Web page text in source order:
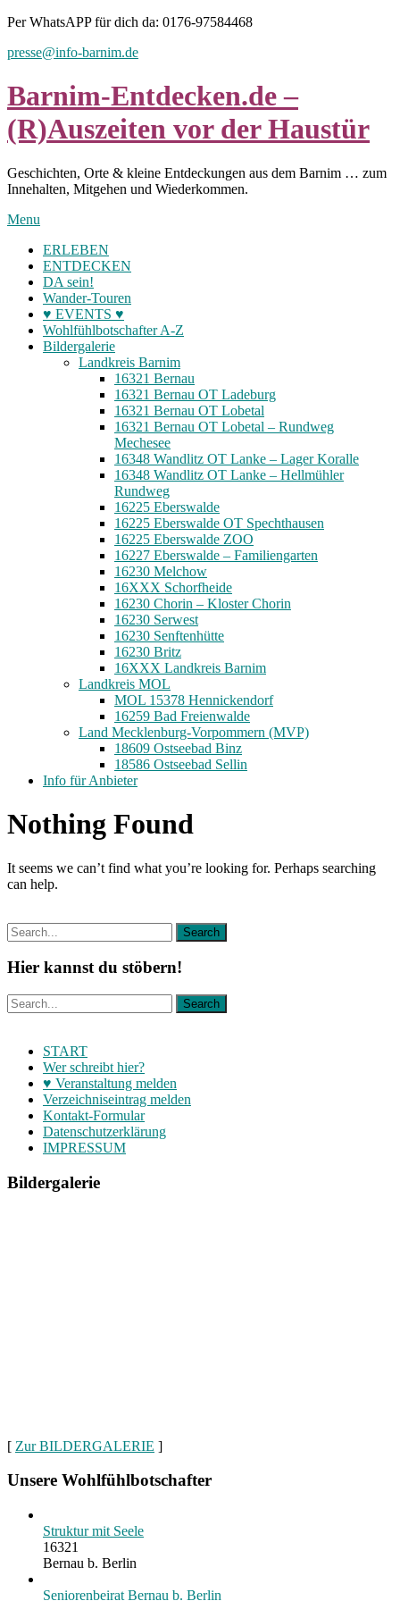
Skip
content
Per WhatsAPP für dich da: 0176-97584468
presse@info-barnim.de
Barnim-Entdecken.de –
(R)Auszeiten vor der Haustür
Geschichten, Orte & kleine Entdeckungen aus dem Barnim … zum
Innehalten, Mitgehen und Wiederkommen.
Menu
ERLEBEN
ENTDECKEN
DA sein!
Wander-Touren
♥ EVENTS ♥
Wohlfühlbotschafter A-Z
Bildergalerie
Landkreis Barnim
16321 Bernau
16321 Bernau OT Ladeburg
16321 Bernau OT Lobetal
16321 Bernau OT Lobetal – Rundweg
Mechesee
16348 Wandlitz OT Lanke – Lager Koralle
16348 Wandlitz OT Lanke – Hellmühler
Rundweg
16225 Eberswalde
16225 Eberswalde OT Spechthausen
16225 Eberswalde ZOO
16227 Eberswalde – Familiengarten
16230 Melchow
16XXX Schorfheide
16230 Chorin – Kloster Chorin
16230 Serwest
16230 Senftenhütte
16230 Britz
16XXX Landkreis Barnim
Landkreis MOL
MOL 15378 Hennickendorf
16259 Bad Freienwalde
Land Mecklenburg-Vorpommern (MVP)
18609 Ostseebad Binz
18586 Ostseebad Sellin
Info für Anbieter
Nothing Found
It seems we can’t find what you’re looking for. Perhaps searching
can help.
Hier kannst du stöbern!
START
Wer schreibt hier?
♥ Veranstaltung melden
Verzeichniseintrag melden
Kontakt-Formular
Datenschutzerklärung
IMPRESSUM
Bildergalerie
[ Zur BILDERGALERIE ]
Unsere Wohlfühlbotschafter
Struktur mit Seele
16321
Bernau b. Berlin
Seniorenbeirat Bernau b. Berlin